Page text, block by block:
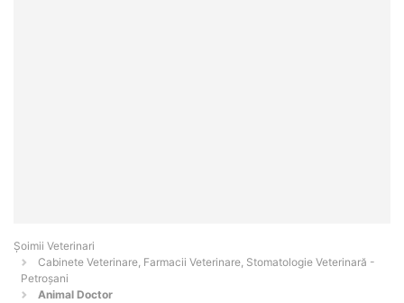
Șoimii Veterinari
Cabinete Veterinare, Farmacii Veterinare, Stomatologie Veterinară -
Petroşani
Animal Doctor